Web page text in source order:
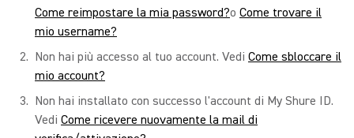
Come reimpostare la mia password?o Come trovare il
mio username?
Non hai più accesso al tuo account. Vedi Come sbloccare il
mio account?
Non hai installato con successo l'account di My Shure ID.
Vedi Come ricevere nuovamente la mail di